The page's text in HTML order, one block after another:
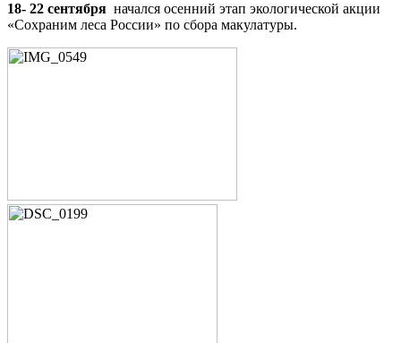
18- 22 сентября начался осенний этап экологической акции
«Сохраним леса России» по сбора макулатуры.